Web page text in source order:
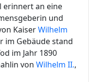
erinnert an eine
und
KaiserWilhelm
im Gebäude stand
im Jahr 1890
von Wilhelm II.,